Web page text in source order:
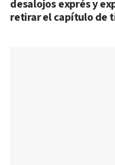
desalojos exprés y
retirar el capítulo de